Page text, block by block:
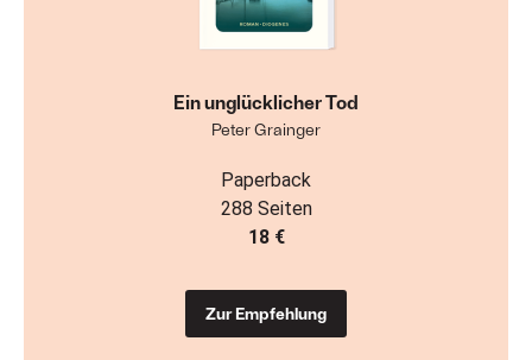
Ein unglücklicher Tod
Peter Grainger
Paperback
288 Seiten
18 €
Zur Empfehlung